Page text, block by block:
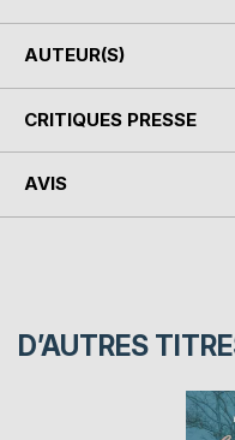
AUTEUR(S)
CRITIQUES PRESSE
AVIS
D’AUTRES